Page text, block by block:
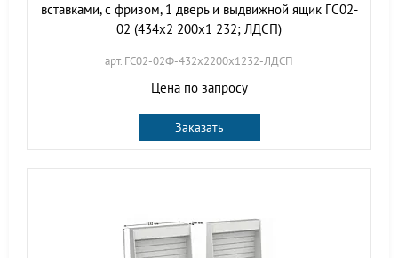
вставками, с фризом, 1 дверь и выдвижной ящик ГС02-
02 (434х2 200х1 232; ЛДСП)
арт. ГС02-02Ф-432х2200х1232-ЛДСП
Цена по запросу
Заказать